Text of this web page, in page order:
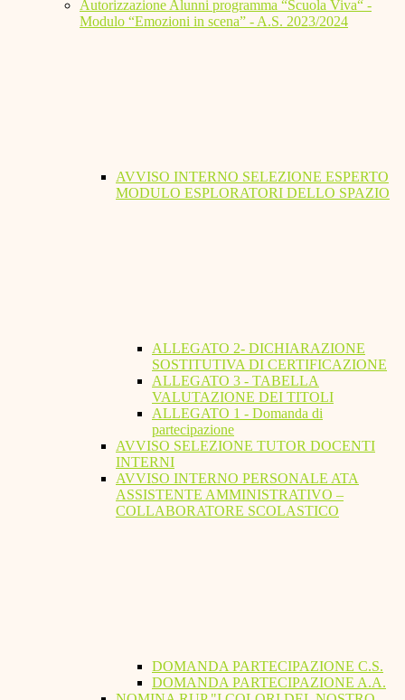
Autorizzazione Alunni programma “Scuola Viva“ -
Modulo “Emozioni in scena” - A.S. 2023/2024
AVVISO INTERNO SELEZIONE ESPERTO
MODULO ESPLORATORI DELLO SPAZIO
ALLEGATO 2- DICHIARAZIONE
SOSTITUTIVA DI CERTIFICAZIONE
ALLEGATO 3 - TABELLA
VALUTAZIONE DEI TITOLI
ALLEGATO 1 - Domanda di
partecipazione
AVVISO SELEZIONE TUTOR DOCENTI
INTERNI
AVVISO INTERNO PERSONALE ATA
ASSISTENTE AMMINISTRATIVO –
COLLABORATORE SCOLASTICO
DOMANDA PARTECIPAZIONE C.S.
DOMANDA PARTECIPAZIONE A.A.